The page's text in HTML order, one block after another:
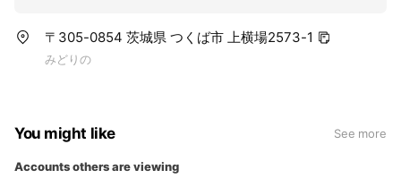
〒305-0854 茨城県 つくば市 上横場2573-1
みどりの
You might like See more
Accounts others are viewing